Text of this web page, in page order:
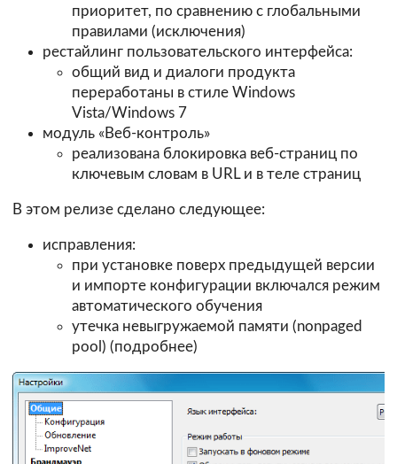
приоритет, по сравнению с глобальными
правилами (исключения)
рестайлинг пользовательского интерфейса:
общий вид и диалоги продукта
переработаны в стиле Windows
Vista/Windows 7
модуль «Веб-контроль»
реализована блокировка веб-страниц по
ключевым словам в URL и в теле страниц
В этом релизе сделано следующее:
исправления:
при установке поверх предыдущей версии
и импорте конфигурации включался режим
автоматического обучения
утечка невыгружаемой памяти (nonpaged
pool) (подробнее)